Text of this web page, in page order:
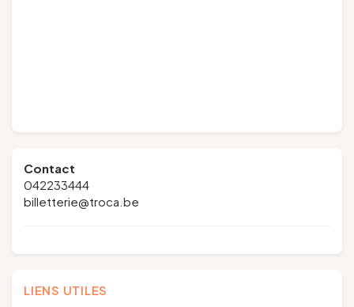
Contact
042233444
billetterie@troca.be
LIENS UTILES